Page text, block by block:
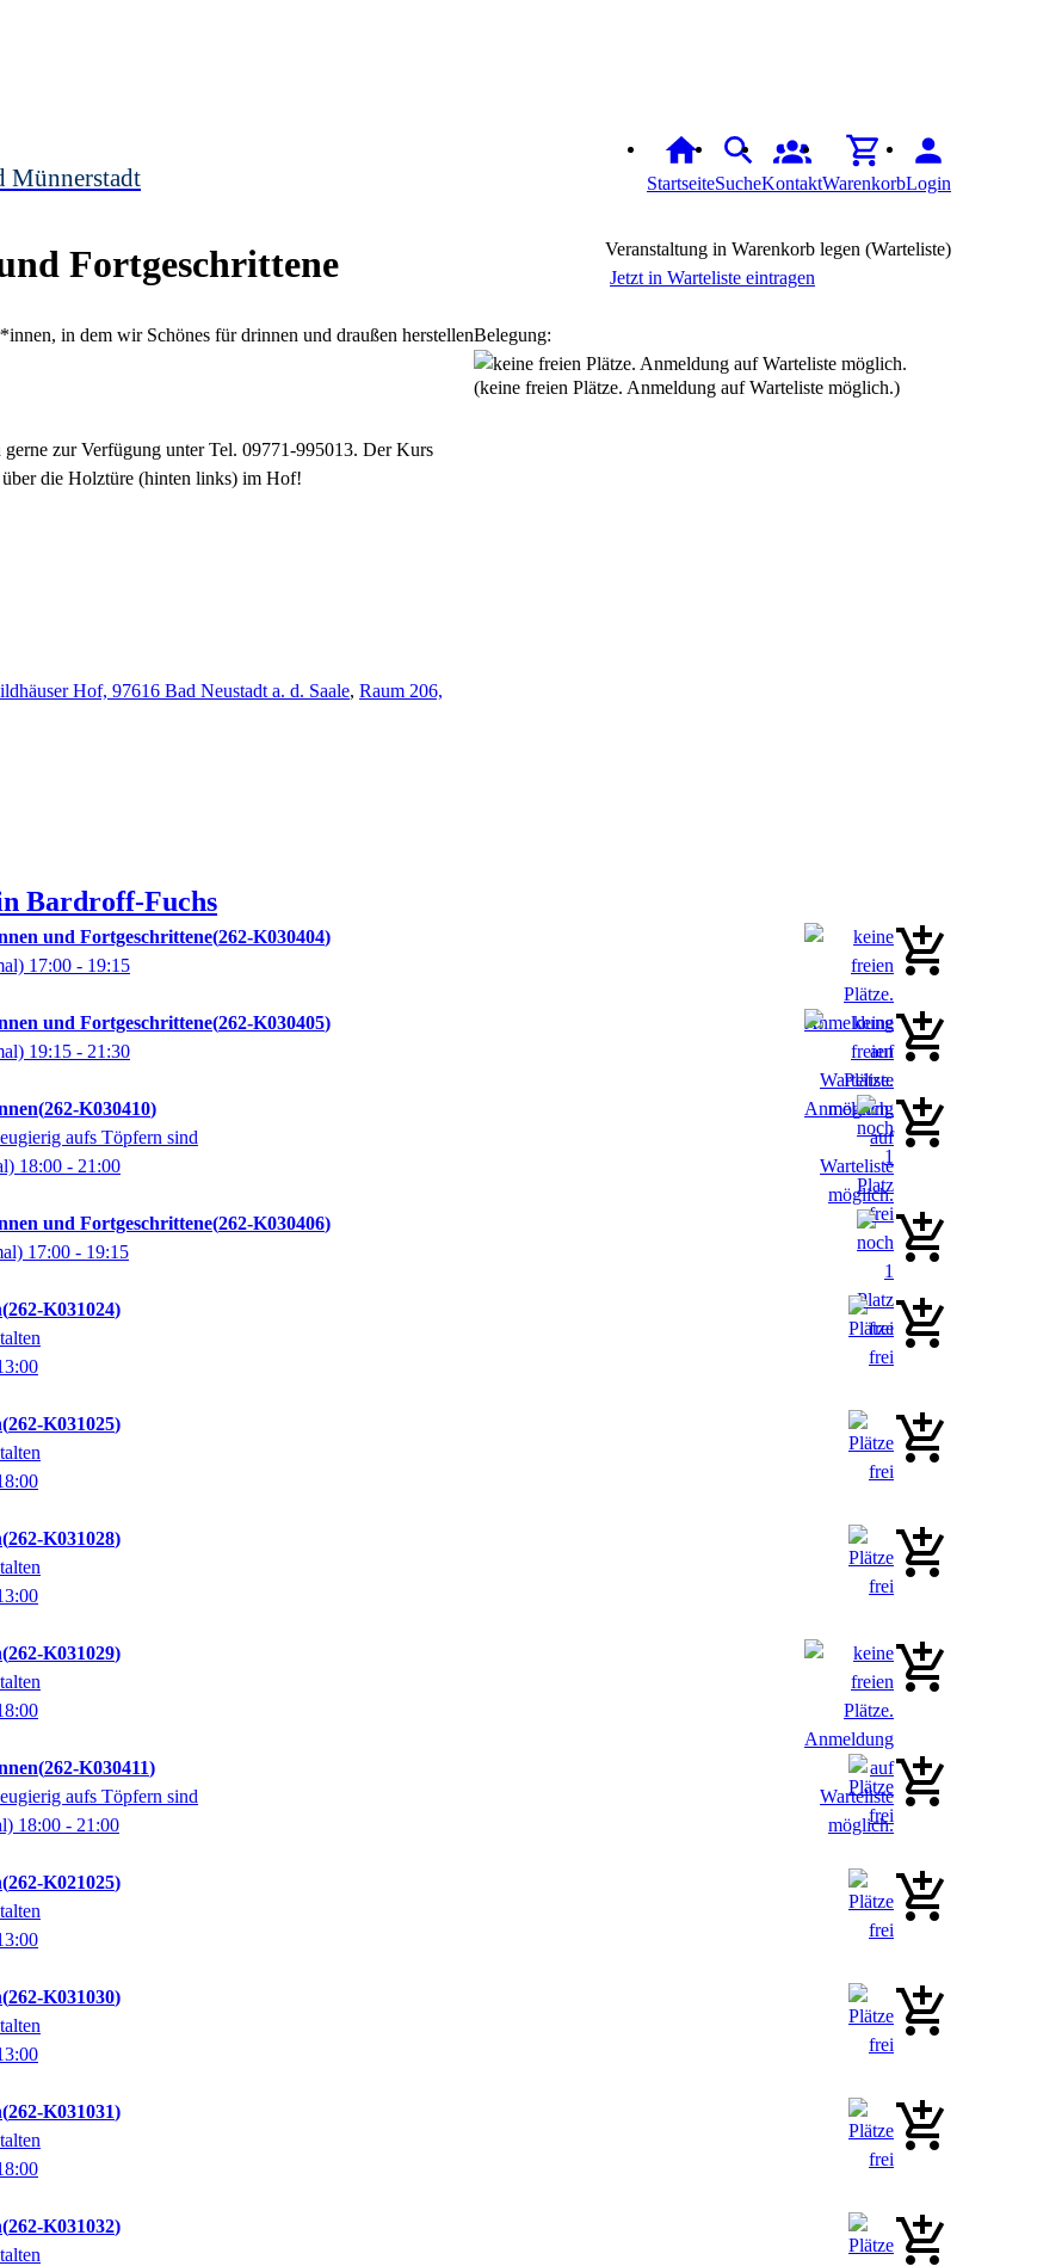
Münnerstadt
StartseiteSucheKontaktWarenkorbLogin
Fortgeschrittene
in dem wir Schönes für drinnen und draußen herstellen
zur Verfügung unter Tel. 09771-995013. Der Kurs
die Holztüre (hinten links) im Hof!
Hof, 97616 Bad Neustadt a. d. Saale, Raum 206,
Veranstaltung in Warenkorb legen (Warteliste)
Jetzt in Warteliste eintragen
Belegung:
(keine freien Plätze. Anmeldung auf Warteliste möglich.)
Bardroff-Fuchs
und Fortgeschrittene 262-K030404
17:00 - 19:15
und Fortgeschrittene 262-K030405
19:15 - 21:30
262-K030410
aufs Töpfern sind
18:00 - 21:00
und Fortgeschrittene 262-K030406
17:00 - 19:15
262-K031024
262-K031025
262-K031028
262-K031029
262-K030411
aufs Töpfern sind
18:00 - 21:00
262-K021025
262-K031030
262-K031031
262-K031032